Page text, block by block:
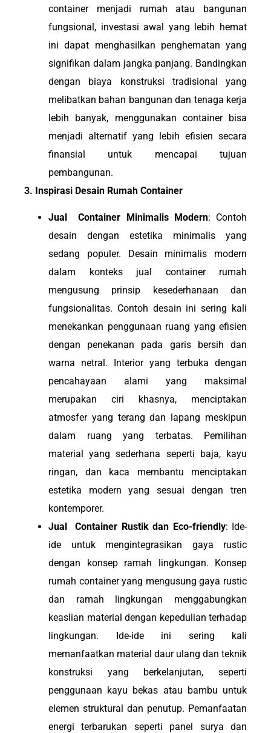
container menjadi rumah atau bangunan
fungsional, investasi awal yang lebih hemat
ini dapat menghasilkan penghematan yang
signifikan dalam jangka panjang. Bandingkan
dengan biaya konstruksi tradisional yang
melibatkan bahan bangunan dan tenaga kerja
lebih banyak, menggunakan container bisa
menjadi alternatif yang lebih efisien secara
finansial untuk mencapai tujuan
pembangunan.
3. Inspirasi Desain Rumah Container
Jual Container Minimalis Modern: Contoh
desain dengan estetika minimalis yang
sedang populer. Desain minimalis modern
dalam konteks jual container rumah
mengusung prinsip kesederhanaan dan
fungsionalitas. Contoh desain ini sering kali
menekankan penggunaan ruang yang efisien
dengan penekanan pada garis bersih dan
warna netral. Interior yang terbuka dengan
pencahayaan alami yang maksimal
merupakan ciri khasnya, menciptakan
atmosfer yang terang dan lapang meskipun
dalam ruang yang terbatas. Pemilihan
material yang sederhana seperti baja, kayu
ringan, dan kaca membantu menciptakan
estetika modern yang sesuai dengan tren
kontemporer.
Jual Container Rustik dan Eco-friendly: Ide-
ide untuk mengintegrasikan gaya rustic
dengan konsep ramah lingkungan. Konsep
rumah container yang mengusung gaya rustic
dan ramah lingkungan menggabungkan
keaslian material dengan kepedulian terhadap
lingkungan. Ide-ide ini sering kali
memanfaatkan material daur ulang dan teknik
konstruksi yang berkelanjutan, seperti
penggunaan kayu bekas atau bambu untuk
elemen struktural dan penutup. Pemanfaatan
energi terbarukan seperti panel surya dan